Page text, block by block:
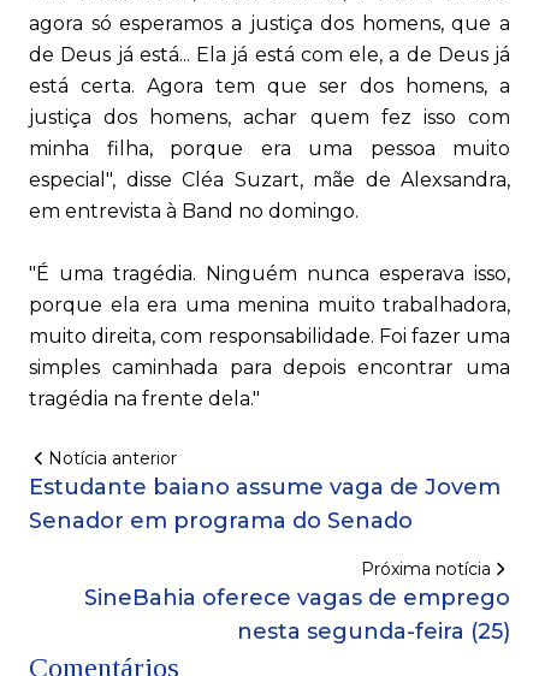
agora só esperamos a justiça dos homens, que a
de Deus já está... Ela já está com ele, a de Deus já
está certa. Agora tem que ser dos homens, a
justiça dos homens, achar quem fez isso com
minha filha, porque era uma pessoa muito
especial", disse Cléa Suzart, mãe de Alexsandra,
em entrevista à Band no domingo.
"É uma tragédia. Ninguém nunca esperava isso,
porque ela era uma menina muito trabalhadora,
muito direita, com responsabilidade. Foi fazer uma
simples caminhada para depois encontrar uma
tragédia na frente dela."
Notícia anterior
Estudante baiano assume vaga de Jovem
Senador em programa do Senado
Próxima notícia
SineBahia oferece vagas de emprego
nesta segunda-feira (25)
Comentários